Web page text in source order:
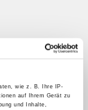
wie z. B. Ihre IP-
auf Ihrem Gerät zu
und Inhalte,